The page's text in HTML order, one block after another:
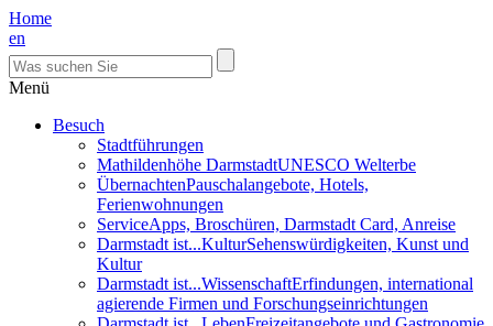
Home
en
Menü
Besuch
Stadtführungen
Mathildenhöhe DarmstadtUNESCO Welterbe
ÜbernachtenPauschalangebote, Hotels,
Ferienwohnungen
ServiceApps, Broschüren, Darmstadt Card, Anreise
Darmstadt ist...KulturSehenswürdigkeiten, Kunst und
Kultur
Darmstadt ist...WissenschaftErfindungen, international
agierende Firmen und Forschungseinrichtungen